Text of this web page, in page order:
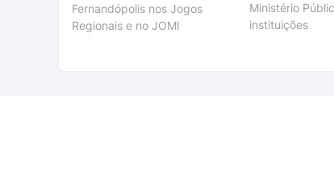
Fernandópolis nos Jogos
Regionais e no JOMI
Ministério
instituições